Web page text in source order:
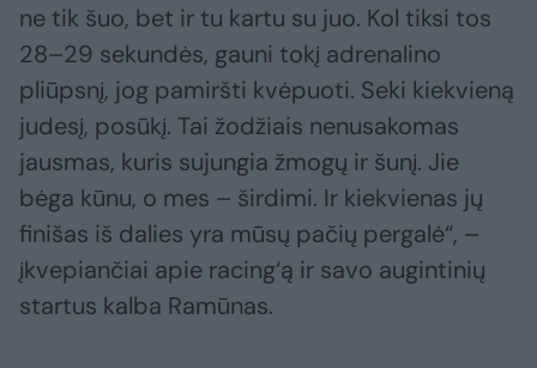
ne tik šuo, bet ir tu kartu su juo. Kol tiksi tos
28–29 sekundės, gauni tokį adrenalino
pliūpsnį, jog pamiršti kvėpuoti. Seki kiekvieną
judesį, posūkį. Tai žodžiais nenusakomas
jausmas, kuris sujungia žmogų ir šunį. Jie
bėga kūnu, o mes – širdimi. Ir kiekvienas jų
finišas iš dalies yra mūsų pačių pergalė“, –
įkvepiančiai apie racing‘ą ir savo augintinių
startus kalba Ramūnas.